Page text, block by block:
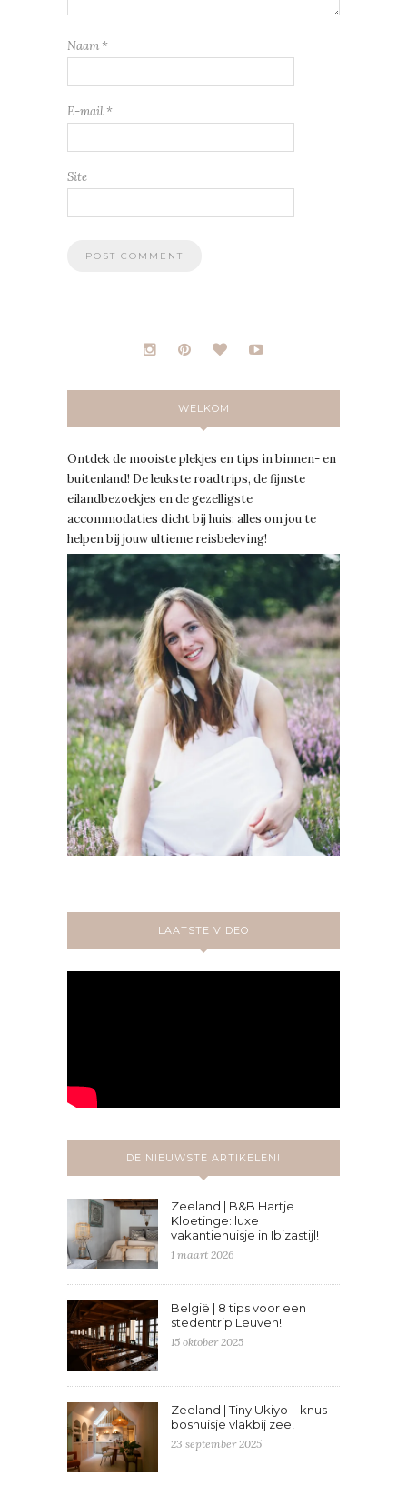
Naam *
E-mail *
Site
WELKOM
Ontdek de mooiste plekjes en tips in binnen- en
buitenland! De leukste roadtrips, de fijnste
eilandbezoekjes en de gezelligste
accommodaties dicht bij huis: alles om jou te
helpen bij jouw ultieme reisbeleving!
LAATSTE VIDEO
DE NIEUWSTE ARTIKELEN!
Zeeland | B&B Hartje
Kloetinge: luxe
vakantiehuisje in Ibizastijl!
1 maart 2026
België | 8 tips voor een
stedentrip Leuven!
15 oktober 2025
Zeeland | Tiny Ukiyo – knus
boshuisje vlakbij zee!
23 september 2025